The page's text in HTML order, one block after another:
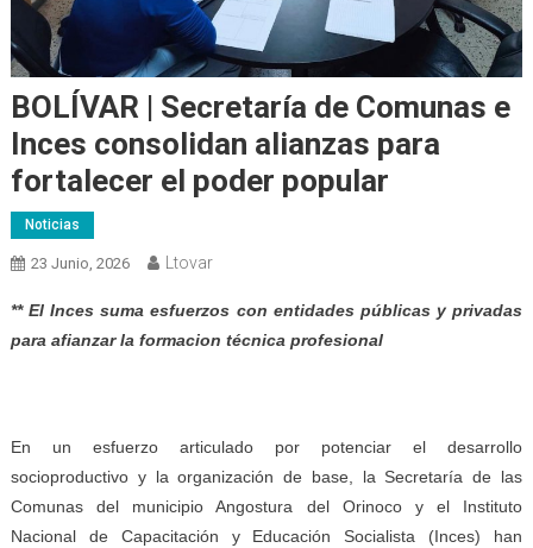
BOLÍVAR | Secretaría de Comunas e
Inces consolidan alianzas para
fortalecer el poder popular
Noticias
23 Junio, 2026 Ltovar
** El Inces suma esfuerzos con entidades públicas y privadas
para afianzar la formacion técnica profesional
En un esfuerzo articulado por potenciar el desarrollo
socioproductivo y la organización de base, la Secretaría de las
Comunas del municipio Angostura del Orinoco y el Instituto
Nacional de Capacitación y Educación Socialista (Inces) han